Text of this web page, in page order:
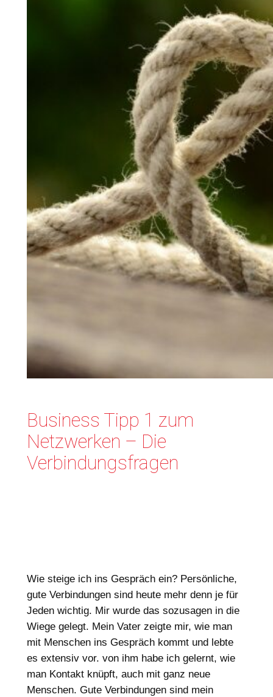
Business Tipp 1 zum
Netzwerken – Die
Verbindungsfragen
Wie steige ich ins Gespräch ein? Persönliche,
gute Verbindungen sind heute mehr denn je für
Jeden wichtig. Mir wurde das sozusagen in die
Wiege gelegt. Mein Vater zeigte mir, wie man
mit Menschen ins Gespräch kommt und lebte
es extensiv vor. von ihm habe ich gelernt, wie
man Kontakt knüpft, auch mit ganz neue
Menschen. Gute Verbindungen sind mein